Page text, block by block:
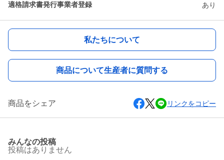
適格請求書発行事業者登録 あり
私たちについて
商品について生産者に質問する
商品をシェア リンクをコピー
みんなの投稿
投稿はありません